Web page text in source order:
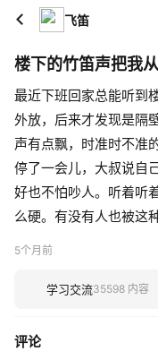
飞笛
楼下的竹笛声把我
最近下班回家总能听到
外放，后来才发现是隔
声有点飘，时准时不准
停了一会儿，大叔说自
好也不怕吵人。听着听
么硬。有没有人也被这
5个月前
学习交流35598 内容
评论